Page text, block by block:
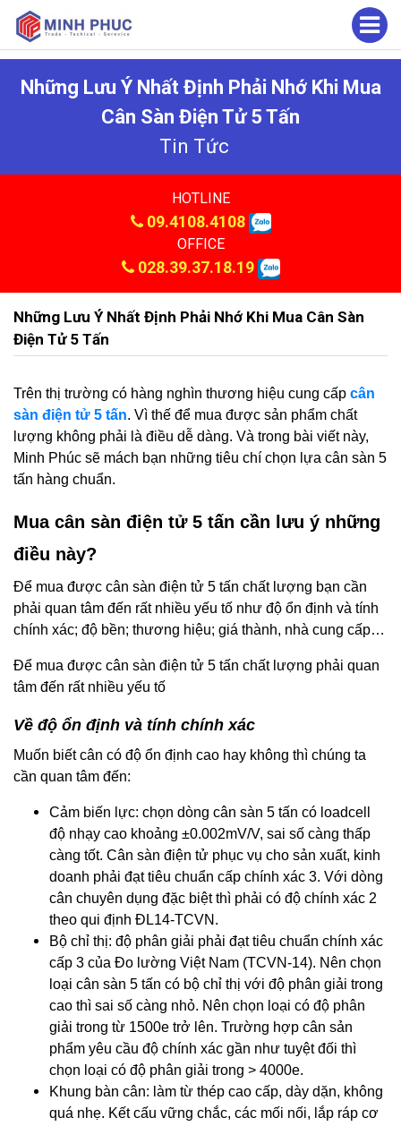
Những Lưu Ý Nhất Định Phải Nhớ Khi Mua
Cân Sàn Điện Tử 5 Tấn
Tin Tức
HOTLINE
09.4108.4108
OFFICE
028.39.37.18.19
Những Lưu Ý Nhất Định Phải Nhớ Khi Mua Cân Sàn
Điện Tử 5 Tấn
Trên thị trường có hàng nghìn thương hiệu cung cấp cân
sàn điện tử 5 tấn. Vì thế để mua được sản phẩm chất
lượng không phải là điều dễ dàng. Và trong bài viết này,
Minh Phúc sẽ mách bạn những tiêu chí chọn lựa cân sàn 5
tấn hàng chuẩn.
Mua cân sàn điện tử 5 tấn cần lưu ý những
điều này?
Để mua được cân sàn điện tử 5 tấn chất lượng bạn cần
phải quan tâm đến rất nhiều yếu tố như độ ổn định và tính
chính xác; độ bền; thương hiệu; giá thành, nhà cung cấp…
Để mua được cân sàn điện tử 5 tấn chất lượng phải quan
tâm đến rất nhiều yếu tố
Về độ ổn định và tính chính xác
Muốn biết cân có độ ổn định cao hay không thì chúng ta
cần quan tâm đến:
Cảm biến lực: chọn dòng cân sàn 5 tấn có loadcell
độ nhạy cao khoảng ±0.002mV/V, sai số càng thấp
càng tốt. Cân sàn điện tử phục vụ cho sản xuất, kinh
doanh phải đạt tiêu chuẩn cấp chính xác 3. Với dòng
cân chuyên dụng đặc biệt thì phải có độ chính xác 2
theo qui định ĐL14-TCVN.
Bộ chỉ thị: độ phân giải phải đạt tiêu chuẩn chính xác
cấp 3 của Đo lường Việt Nam (TCVN-14). Nên chọn
loại cân sàn 5 tấn có bộ chỉ thị với độ phân giải trong
cao thì sai số càng nhỏ. Nên chọn loại có độ phân
giải trong từ 1500e trở lên. Trường hợp cân sản
phẩm yêu cầu độ chính xác gần như tuyệt đối thì
chọn loại có độ phân giải trong > 4000e.
Khung bàn cân: làm từ thép cao cấp, dày dặn, không
quá nhẹ. Kết cấu vững chắc, các mối nối, lắp ráp cơ